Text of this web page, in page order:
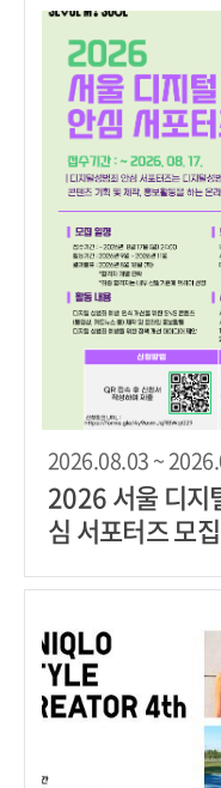
2026.08.03 ~
2026 서울 디지
심 서포터즈 모집